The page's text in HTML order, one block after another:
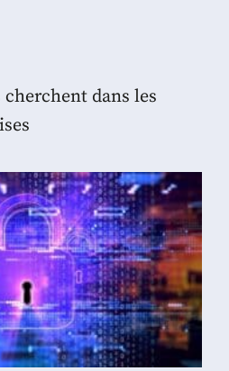
cherchent dans les